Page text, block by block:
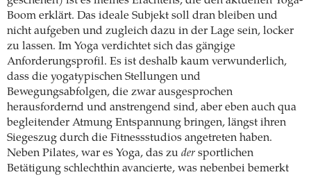
Boom erklärt. Das ideale Subjekt soll dran bleiben und
nicht aufgeben und zugleich dazu in der Lage sein, locker
zu lassen. Im Yoga verdichtet sich das gängige
Anforderungsprofil. Es ist deshalb kaum verwunderlich,
dass die yogatypischen Stellungen und
Bewegungsabfolgen, die zwar ausgesprochen
herausfordernd und anstrengend sind, aber eben auch qua
begleitender Atmung Entspannung bringen, längst ihren
Siegeszug durch die Fitnessstudios angetreten haben.
Neben Pilates, war es Yoga, das zu der sportlichen
Betätigung schlechthin avancierte, was nebenbei bemerkt